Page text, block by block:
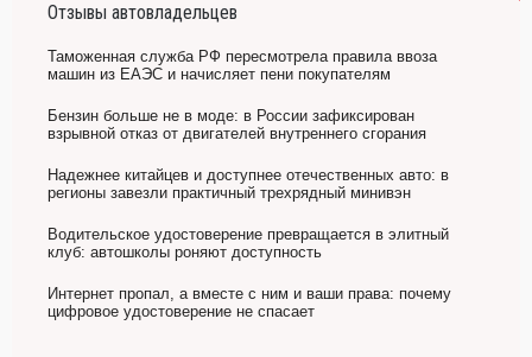
Отзывы автовладельцев
Таможенная служба РФ пересмотрела правила ввоза
машин из ЕАЭС и начисляет пени покупателям
Бензин больше не в моде: в России зафиксирован
взрывной отказ от двигателей внутреннего сгорания
Надежнее китайцев и доступнее отечественных авто: в
регионы завезли практичный трехрядный минивэн
Водительское удостоверение превращается в элитный
клуб: автошколы роняют доступность
Интернет пропал, а вместе с ним и ваши права: почему
цифровое удостоверение не спасает